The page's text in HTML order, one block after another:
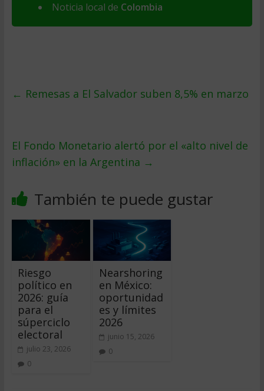
Noticia local de Colombia
← Remesas a El Salvador suben 8,5% en marzo
El Fondo Monetario alertó por el «alto nivel de
inflación» en la Argentina →
También te puede gustar
Riesgo
político en
2026: guía
para el
súperciclo
electoral
julio 23, 2026
0
Nearshoring
en México:
oportunidad
es y límites
2026
junio 15, 2026
0